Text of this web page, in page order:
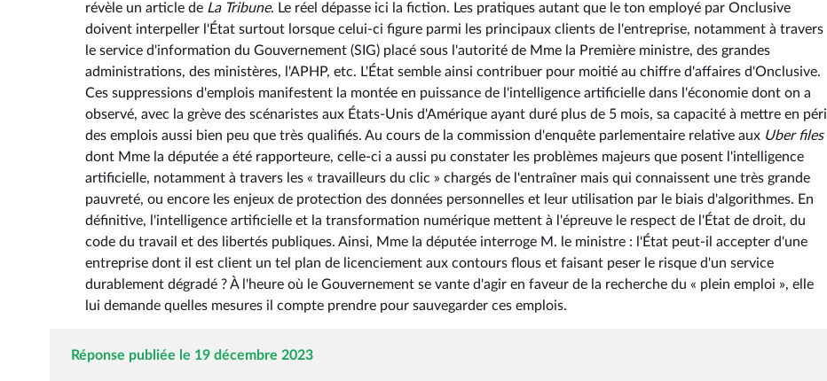
révèle un article de La Tribune. Le réel dépasse ici la fiction. Les pratiques autant que le ton employé par Onclusive
doivent interpeller l'État surtout lorsque celui-ci figure parmi les principaux clients de l'entreprise, notamment à travers
le service d'information du Gouvernement (SIG) placé sous l'autorité de Mme la Première ministre, des grandes
administrations, des ministères, l'APHP, etc. L'État semble ainsi contribuer pour moitié au chiffre d'affaires d'Onclusive.
Ces suppressions d'emplois manifestent la montée en puissance de l'intelligence artificielle dans l'économie dont on a
observé, avec la grève des scénaristes aux États-Unis d'Amérique ayant duré plus de 5 mois, sa capacité à mettre en péril
des emplois aussi bien peu que très qualifiés. Au cours de la commission d'enquête parlementaire relative aux Uber files
dont Mme la députée a été rapporteure, celle-ci a aussi pu constater les problèmes majeurs que posent l'intelligence
artificielle, notamment à travers les « travailleurs du clic » chargés de l'entraîner mais qui connaissent une très grande
pauvreté, ou encore les enjeux de protection des données personnelles et leur utilisation par le biais d'algorithmes. En
définitive, l'intelligence artificielle et la transformation numérique mettent à l'épreuve le respect de l'État de droit, du
code du travail et des libertés publiques. Ainsi, Mme la députée interroge M. le ministre : l'État peut-il accepter d'une
entreprise dont il est client un tel plan de licenciement aux contours flous et faisant peser le risque d'un service
durablement dégradé ? À l'heure où le Gouvernement se vante d'agir en faveur de la recherche du « plein emploi », elle
lui demande quelles mesures il compte prendre pour sauvegarder ces emplois.
Réponse publiée le 19 décembre 2023